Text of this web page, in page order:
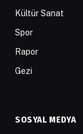
Kültür Sanat
Spor
Rapor
Gezi
SOSYAL MEDYA